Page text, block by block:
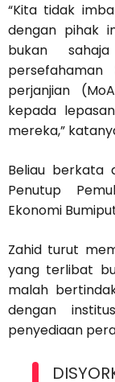
“Kita tidak
dengan pihak
bukan
perjanjian
kepada
mereka,”
Beliau berkata
Penutup
Ekonomi
Zahid turut
yang terlibat
malah
dengan
penyediaan